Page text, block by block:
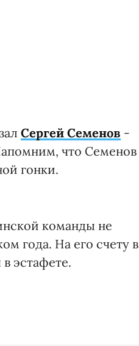
Сергей Семенов -
что Семенов
гонки.
команды не
года. На его счету в
эстафете.